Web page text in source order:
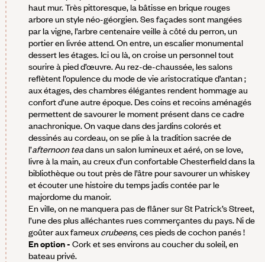
haut mur. Très pittoresque, la bâtisse en brique rouges
arbore un style néo-géorgien. Ses façades sont mangées
par la vigne, l’arbre centenaire veille à côté du perron, un
portier en livrée attend. On entre, un escalier monumental
dessert les étages. Ici ou là, on croise un personnel tout
sourire à pied d’œuvre. Au rez-de-chaussée, les salons
reflètent l’opulence du mode de vie aristocratique d’antan ;
aux étages, des chambres élégantes rendent hommage au
confort d’une autre époque. Des coins et recoins aménagés
permettent de savourer le moment présent dans ce cadre
anachronique. On vaque dans des jardins colorés et
dessinés au cordeau, on se plie à la tradition sacrée de
l’afternoon teadans un salon lumineux et aéré, on se love,
livre à la main, au creux d’un confortable Chesterfield dans la
bibliothèque ou tout près de l’âtre pour savourer un whiskey
et écouter une histoire du temps jadis contée par le
majordome du manoir.
En ville, on ne manquera pas de flâner sur St Patrick’s Street,
l’une des plus alléchantes rues commerçantes du pays. Ni de
goûter aux fameux crubeens, ces pieds de cochon panés !
En option - Cork et ses environs au coucher du soleil, en
bateau privé.